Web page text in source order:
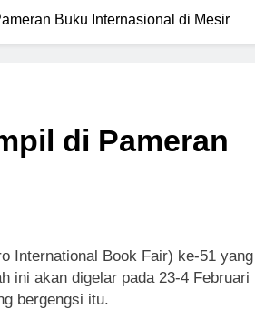
Buku Internasional di Mesir
di Pameran
International Book Fair) ke-51 yang
ini akan digelar pada 23-4 Februari
bergengsi itu.